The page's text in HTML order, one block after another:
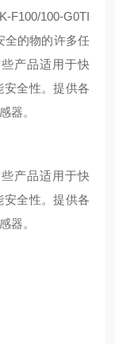
F100/100-G0TI
全的物的许多任
产品适用于快
全性。提供各
器。
产品适用于快
全性。提供各
器。